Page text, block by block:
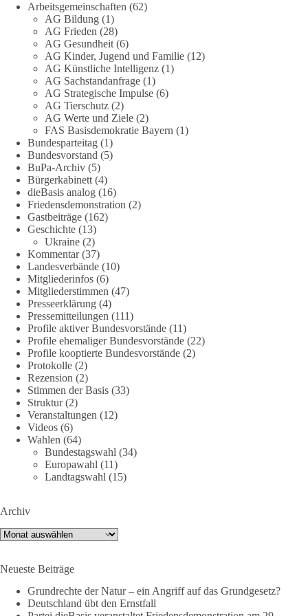
DieBasis
10 Stunden zuvor
Jetzt abstimmen: Welche Rolle soll Deutschland in Sachen
Verteidung übernehmen❓
Das Bundesministerium der Verteidigung schreibt im
Strategiepapier, dass die Bundeswehr zum Schutz des Landes
und der Verbündeten abschreckungs- und verteidigungsfähig
sein muss. Die strategische Ausrichtung sieht vor, dass
Deutschland in der NATO eine Führungsrolle übernimmt, zur
stärksten konventionellen Armee Europas werden soll und
über die Verteidigungsbereitschaft hinaus aufrüstet.
Wie siehst du das? Mach jetzt bei unserer Umfrage mit und sag
uns deine Meinung:
point_righthttps://diebasis-he.de/umfrage-des-monats-august-
2026/point_left
🟩🟩🟦🟦🟥🟥🟧🟧
Quelle:#section-6092974" target="_blank"
rel="noreferrer">https://www.bmvg.de/de/grundlagendokume
nte-strategische-ausrichtung#section-6092974
#dieBasis #Umfrage
659 669
DieBasis
24 Stunden zuvor
💧 Wasser ist kein globales Experiment
Robert Habecks (Bündnis 90/Die Grünen) Lieblingsökonomin
Economic Forum (WEF). In ihrer Rede zu globalen
Ressourcen als globale Güter zu betrachten. Da es bei den
Covid-19-„Impfungen“ nicht gelungen ist, die ganze Welt
Arbeitsgemeinschaften (62)
AG Bildung (1)
AG Frieden (28)
AG Gesundheit (6)
AG Kinder, Jugend und Familie (12)
AG Künstliche Intelligenz (1)
AG Sachstandanfrage (1)
AG Strategische Impulse (6)
AG Tierschutz (2)
AG Werte und Ziele (2)
FAS Basisdemokratie Bayern (1)
Bundesparteitag (1)
Bundesvorstand (5)
BuPa-Archiv (5)
Bürgerkabinett (4)
dieBasis analog (16)
Friedensdemonstration (2)
Gastbeiträge (162)
Geschichte (13)
Ukraine (2)
Kommentar(37)
Landesverbände (10)
Mitgliederinfos (6)
Mitgliederstimmen (47)
Presseerklärung (4)
Pressemitteilungen (111)
Profile aktiver Bundesvorstände (11)
Profile ehemaliger Bundesvorstände (22)
Profile kooptierte Bundesvorstände (2)
Protokolle (2)
Rezension (2)
Stimmen der Basis (33)
Struktur(2)
Veranstaltungen (12)
Videos (6)
Wahlen (64)
Bundestagswahl (34)
Europawahl (11)
Landtagswahl (15)
Archiv
Archiv
Neueste Beiträge
Grundrechte der Natur – ein Angriff auf das Grundgesetz?
Deutschland übt den Ernstfall